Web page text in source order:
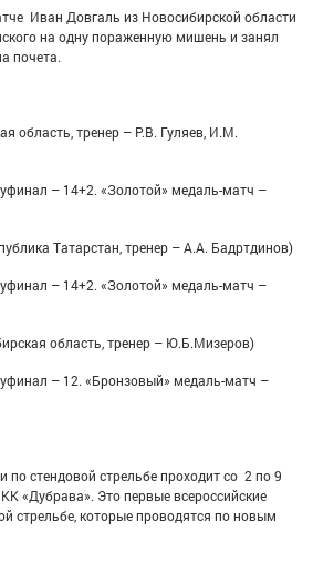
Иван Довгаль из Новосибирской области
на одну пораженную мишень и занял
почета.
область, тренер – Р.В. Гуляев, И.М.
– 14+2. «Золотой» медаль-матч –
Татарстан, тренер – А.А. Бадртдинов)
– 14+2. «Золотой» медаль-матч –
область, тренер – Ю.Б.Мизеров)
– 12. «Бронзовый» медаль-матч –
по стендовой стрельбе проходит со 2 по 9
«Дубрава». Это первые всероссийские
стрельбе, которые проводятся по новым